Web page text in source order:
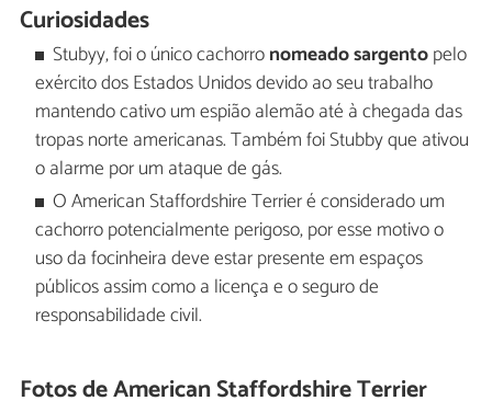
Curiosidades
Stubyy, foi o único cachorronomeado sargentopelo
exército dos Estados Unidos devido ao seu trabalho
mantendo cativo um espião alemão até à chegada das
tropas norte americanas. Também foi Stubby que ativou
o alarme por um ataque de gás.
O American Staffordshire Terrier é considerado um
cachorro potencialmente perigoso, por esse motivo o
uso da focinheira deve estar presente em espaços
públicos assim como a licença e o seguro de
responsabilidade civil.
Fotos de American Staffordshire Terrier